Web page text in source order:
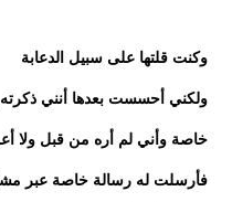
وكنت قلتها على سبيل الدعابة
ولكني أحسست بعدها أنني
خاصة وأني لم أره من قبل ولا
فأرسلت له رسالة خاصة عبر